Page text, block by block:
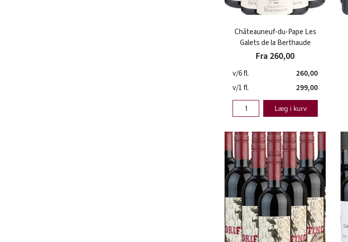
Châteauneuf-du-Pape Les
Galets de la Berthaude
Fra 260,00
v/6 fl.
260,00
v/1 fl.
299,00
Læg i kurv